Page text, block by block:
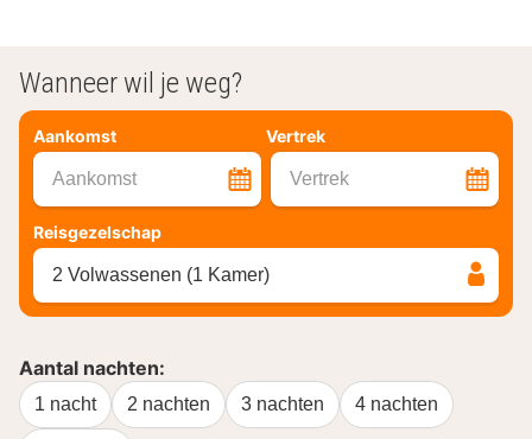
Wanneer wil je weg?
Aankomst Vertrek
Aankomst Vertrek
Reisgezelschap
2 Volwassenen (1 Kamer)
Aantal nachten:
1 nacht 2 nachten 3 nachten 4 nachten